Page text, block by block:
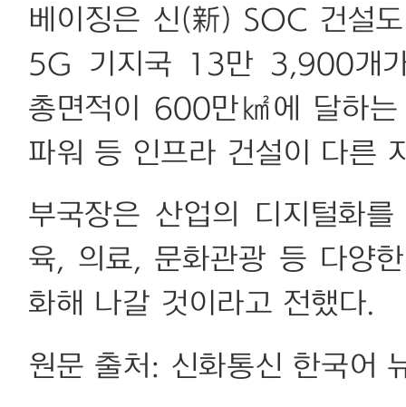
베이징은 신(新) SOC 건설
5G 기지국 13만 3,900개
총면적이 600만㎢에 달하
파워 등 인프라 건설이 다른
부국장은 산업의 디지털화
육, 의료, 문화관광 등 다양
화해 나갈 것이라고 전했다.
원문 출처: 신화통신 한국어